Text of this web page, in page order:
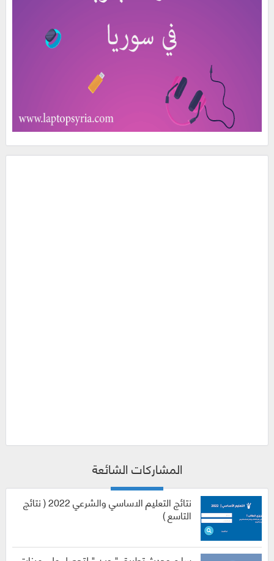
المشاركات الشائعة
نتائج التعليم الاساسي والشرعي 2022 ( نتائج
التاسع )